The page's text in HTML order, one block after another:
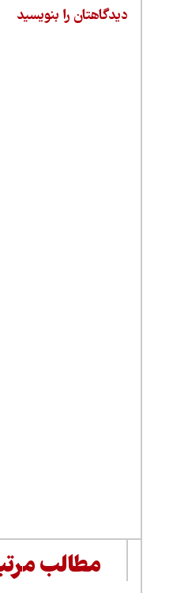
دیدگاهتان را بنویسید
مطالب